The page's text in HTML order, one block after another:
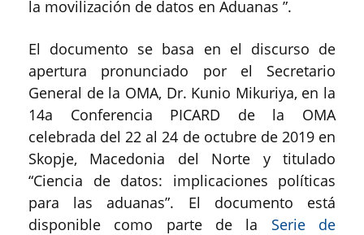
la movilización de datos en Aduanas ”.
El documento se basa en el discurso de
apertura pronunciado por el Secretario
General de la OMA, Dr. Kunio Mikuriya, en la
14a Conferencia PICARD de la OMA
celebrada del 22 al 24 de octubre de 2019 en
Skopje, Macedonia del Norte y titulado
“Ciencia de datos: implicaciones políticas
para las aduanas”. El documento está
disponible como parte de la Serie de